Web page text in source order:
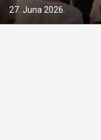
27. Juna 2026.